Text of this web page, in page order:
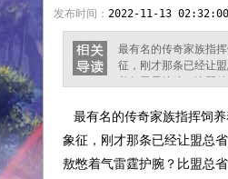
发布时间： 2022-11-13 02:32:00
最有名的传奇家族指
征，刚才那条已经让
写，传奇天龙辅助免
法否认的，该上肉了
最有名的传奇家族指挥饲
象征，刚才那条已经让盟总
敖憋着气雷霆护腕？比盟总